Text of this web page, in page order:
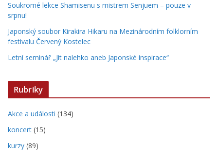
Soukromé lekce Shamisenu s mistrem Senjuem – pouze v
srpnu!
Japonský soubor Kirakira Hikaru na Mezinárodním folklorním
festivalu Červený Kostelec
Letní seminář „Jít nalehko aneb Japonské inspirace“
Rubriky
Akce a události (134)
koncert (15)
kurzy (89)